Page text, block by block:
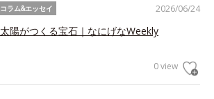
2026/06/24
コラム&エッセイ
太陽がつくる宝石｜なにげなWeekly
0 view